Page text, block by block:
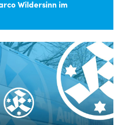
Wildersinn im